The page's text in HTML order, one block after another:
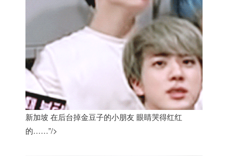
新加坡 在后台掉金豆子的小朋友 眼睛哭得红红
的……”/>